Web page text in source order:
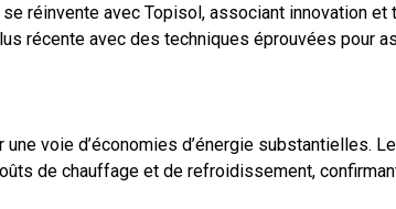
se réinvente avec Topisol, associant innovation et
récente avec des techniques éprouvées pour
voie d’économies d’énergie substantielles.
de chauffage et de refroidissement,